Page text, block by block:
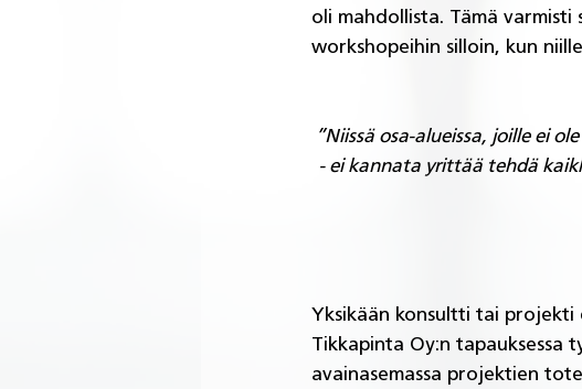
oli mahdollista. Tämä
workshopeihin silloin, kun
”Niissä osa-alueissa, joille ei
- ei kannata yrittää tehdä
Yksikään konsultti tai
Tikkapinta Oy:n
avainasemassa projektien